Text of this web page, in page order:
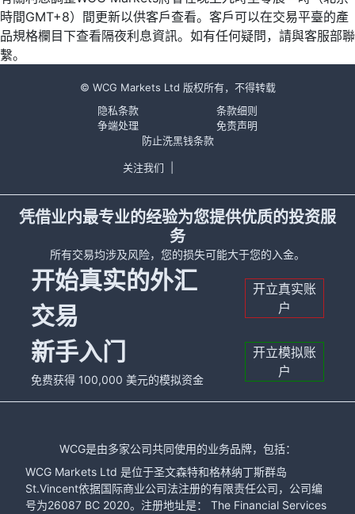
時間GMT+8）間更新以供客戶查看。客戶可以在交易平臺的產
品規格欄目下查看隔夜利息資訊。如有任何疑問，請與客服部聯
繫。
© WCG Markets Ltd 版权所有，不得转载
隐私条款
条款细则
争端处理
免责声明
防止洗黑钱条款
关注我们
凭借业内最专业的经验为您提供优质的投资服
务
所有交易均涉及风险，您的损失可能大于您的入金。
开始真实的外汇
交易
开立真实账
户
新手入门
免费获得 100,000 美元的模拟资金
开立模拟账
户
WCG是由多家公司共同使用的业务品牌，包括：
WCG Markets Ltd 是位于圣文森特和格林纳丁斯群岛
St.Vincent依据国际商业公司法注册的有限责任公司，公司编
号为26087 BC 2020。注册地址是： The Financial Services